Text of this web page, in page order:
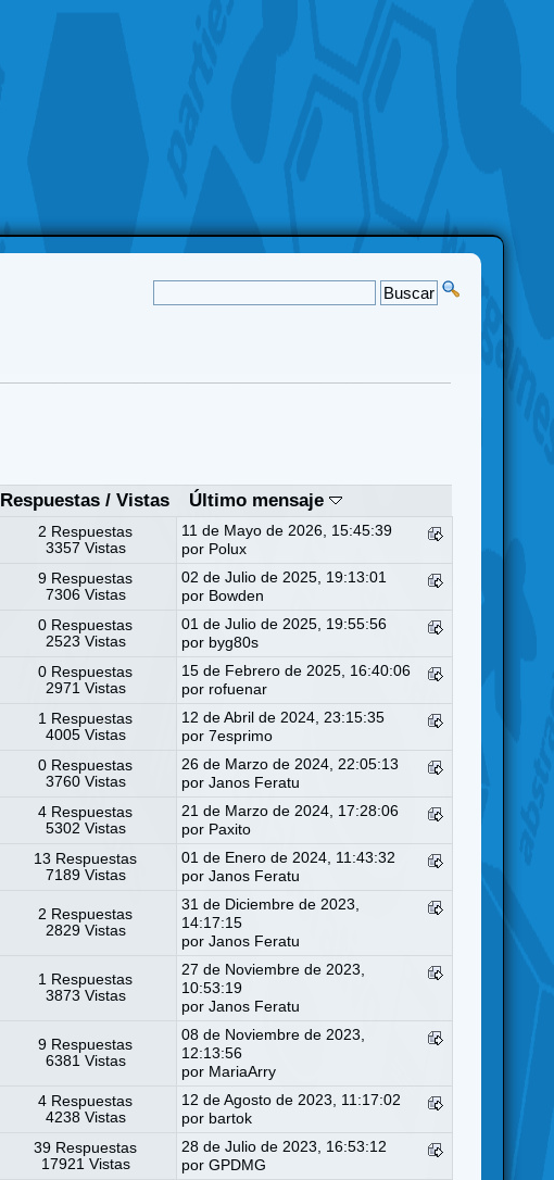
Respuestas /Vistas Último mensaje
2 Respuestas
3357 Vistas
11 de Mayo de 2026, 15:45:39
por Polux
9 Respuestas
7306 Vistas
02 de Julio de 2025, 19:13:01
por Bowden
0 Respuestas
2523 Vistas
01 de Julio de 2025, 19:55:56
por byg80s
0 Respuestas
2971 Vistas
15 de Febrero de 2025, 16:40:06
por rofuenar
1 Respuestas
4005 Vistas
12 de Abril de 2024, 23:15:35
por7esprimo
0 Respuestas
3760 Vistas
26 de Marzo de 2024, 22:05:13
porJanos Feratu
4 Respuestas
5302 Vistas
21 de Marzo de 2024, 17:28:06
por Paxito
13 Respuestas
7189 Vistas
01 de Enero de 2024, 11:43:32
porJanos Feratu
2 Respuestas
2829 Vistas
31 de Diciembre de 2023,
14:17:15
porJanos Feratu
1 Respuestas
3873 Vistas
27 de Noviembre de 2023,
10:53:19
porJanos Feratu
9 Respuestas
6381 Vistas
08 de Noviembre de 2023,
12:13:56
por MariaArry
4 Respuestas
4238 Vistas
12 de Agosto de 2023, 11:17:02
por bartok
39 Respuestas
17921 Vistas
28 de Julio de 2023, 16:53:12
porGPDMG